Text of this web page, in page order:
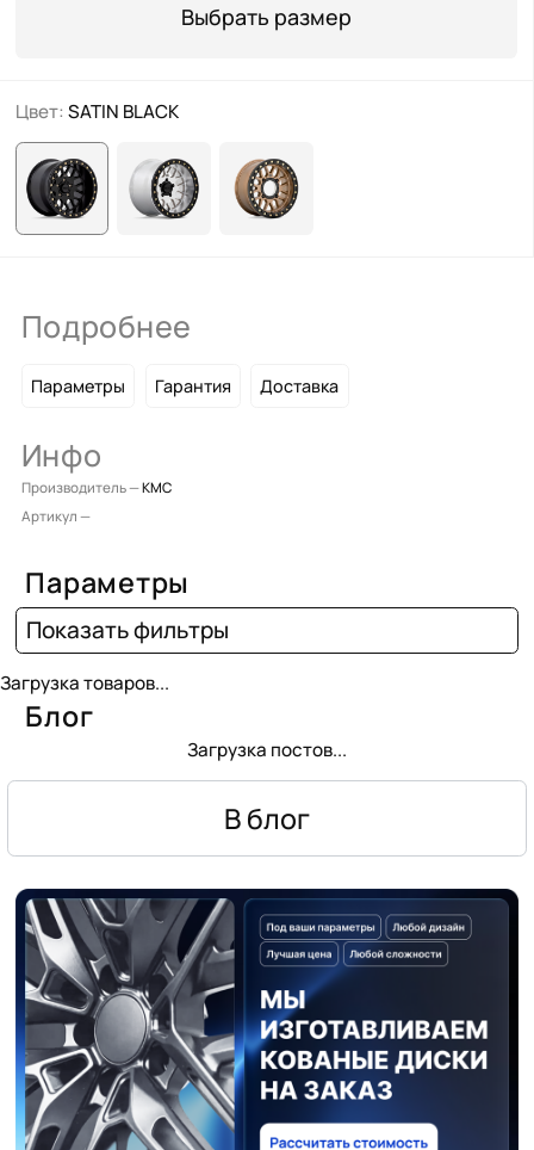
Выбрать размер
Цвет: SATIN BLACK
Подробнее
Параметры Гарантия Доставка
Инфо
Производитель —KMC
Артикул —
Параметры
Показать фильтры
Загрузка товаров...
Блог
Загрузка постов...
В блог